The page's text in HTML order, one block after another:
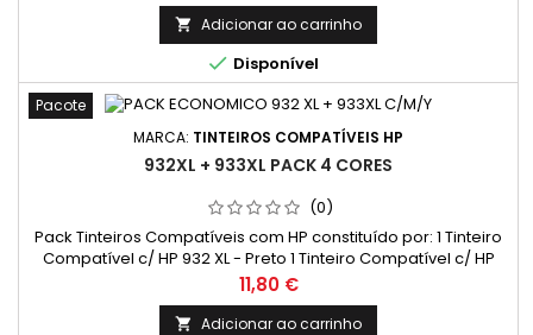
 Adicionar ao carrinho
 Disponível
Pacote
MARCA: TINTEIROS COMPATÍVEIS HP
932XL + 933XL PACK 4 CORES
(0)
Pack Tinteiros Compatíveis com HP constituído por: 1 Tinteiro
Compatível c/ HP 932 XL - Preto 1 Tinteiro Compatível c/ HP
933 XL - Ciano 1 Tinteiro Compatível c/ HP 933 XL - Magenta 1
Tinteiro Compatível c/ HP 933 XL - Amarelo
Preço
11,80 €
 Adicionar ao carrinho